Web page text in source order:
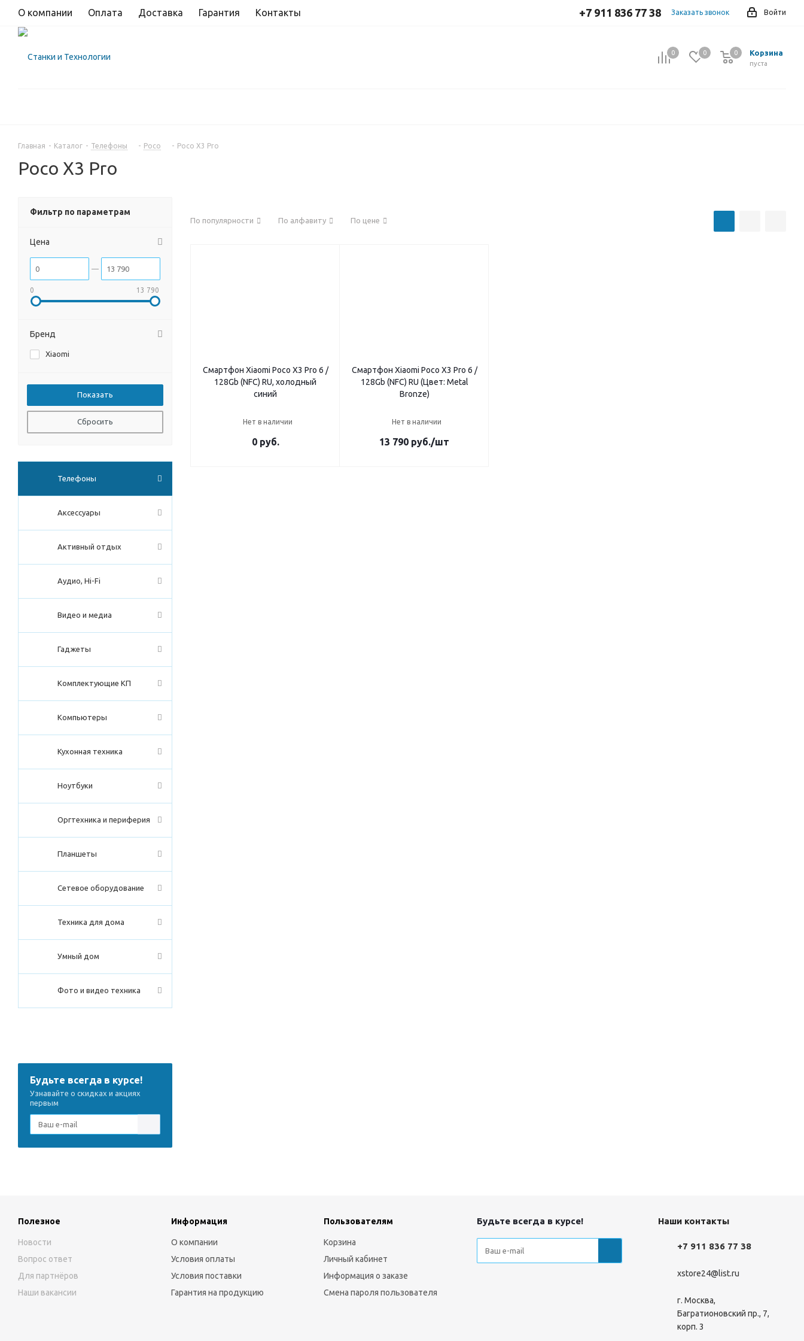
О компании Оплата Доставка Гарантия Контакты Войти
+7 911 836 77 38 Заказать звонок
0 0 Корзина
0
пуста
0
Главная - Каталог - Телефоны - Poco - Poco X3 Pro
Poco X3 Pro
По популярности По алфавиту По цене
Смартфон Xiaomi Poco X3 Pro 6 /
128Gb (NFC) RU, холодный
синий
Нет в наличии
0 руб.
Смартфон Xiaomi Poco X3 Pro 6 /
128Gb (NFC) RU (Цвет: Metal
Bronze)
Нет в наличии
13 790 руб./шт
Фильтр по параметрам
Цена
0 13 790
Бренд
Xiaomi
Сбросить
Телефоны
Аксессуары
Активный отдых
Аудио, Hi-Fi
Видео и медиа
Гаджеты
Комплектующие КП
Компьютеры
Кухонная техника
Ноутбуки
Оргтехника и периферия
Планшеты
Сетевое оборудование
Техника для дома
Умный дом
Фото и видео техника
Будьте всегда в курсе!
Узнавайте о скидках и акциях
первым
Полезное
Новости
Вопрос ответ
Для партнёров
Наши вакансии
Информация
О компании
Условия оплаты
Условия поставки
Гарантия на продукцию
Пользователям
Корзина
Личный кабинет
Информация о заказе
Смена пароля пользователя
Будьте всегда в курсе! Наши контакты
+7 911 836 77 38
xstore24@list.ru
г. Москва,
Багратионовский пр., 7,
корп. 3